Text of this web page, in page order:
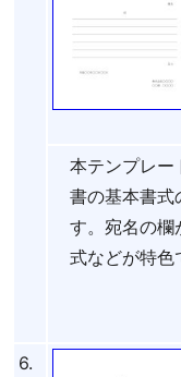
本テンプレー
書の基本書式
す。宛名の欄
式などが特色
6.